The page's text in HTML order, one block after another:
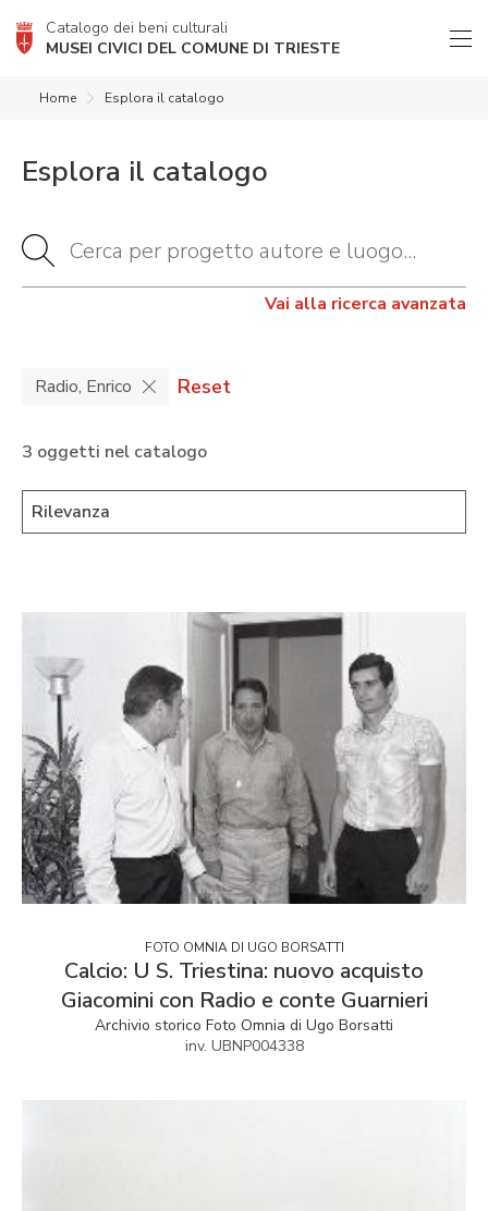
Catalogo dei beni culturali
MUSEI CIVICI DEL COMUNE DI TRIESTE
Home Esplora il catalogo
Esplora il catalogo
Vai alla ricerca avanzata
Radio, Enrico Reset
3 oggetti nel catalogo
FOTO OMNIA DI UGO BORSATTI
Calcio: U S. Triestina: nuovo acquisto
Giacomini con Radio e conte Guarnieri
Archivio storico Foto Omnia di Ugo Borsatti
inv. UBNP004338